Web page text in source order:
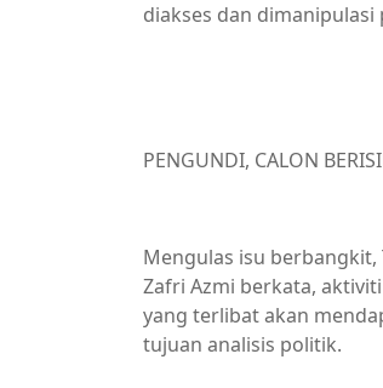
diakses dan
PENGUNDI, CALON
Mengulas isu berbangkit,
Zafri Azmi berkata,
yang terlibat akan
tujuan analisis politik.